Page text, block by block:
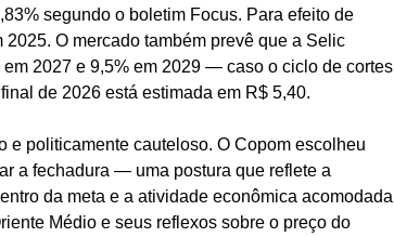
segundo o boletim Focus. Para efeito de
O mercado também prevê que a Selic
2027 e 9,5% em 2029 — caso o ciclo de cortes
de 2026 está estimada em R$ 5,40.
e politicamente cauteloso. O Copom escolheu
a fechadura — uma postura que reflete a
da meta e a atividade econômica acomodada
Médio e seus reflexos sobre o preço do